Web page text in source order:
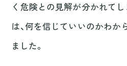
く危険との見解が分かれて
は、何を信じていいのかわ
ました。